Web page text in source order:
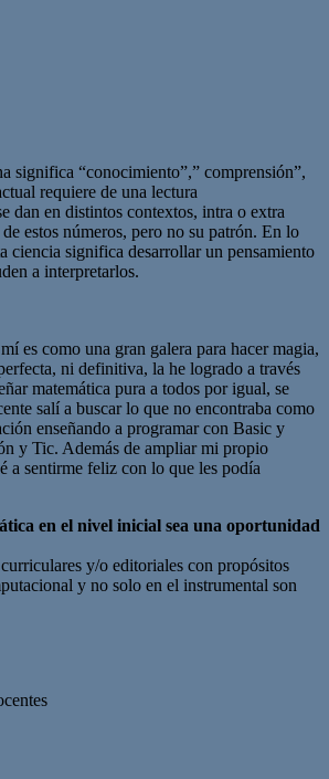
significa “conocimiento”,” comprensión”,
requiere de una lectura
dan en distintos contextos, intra o extra
estos números, pero no su patrón. En lo
ciencia significa desarrollar un pensamiento
a interpretarlos.
es como una gran galera para hacer magia,
ni definitiva, la he logrado a través
matemática pura a todos por igual, se
salí a buscar lo que no encontraba como
enseñando a programar con Basic y
y Tic. Además de ampliar mi propio
a sentirme feliz con lo que les podía
en el nivel inicial sea una oportunidad
y/o editoriales con propósitos
y no solo en el instrumental son